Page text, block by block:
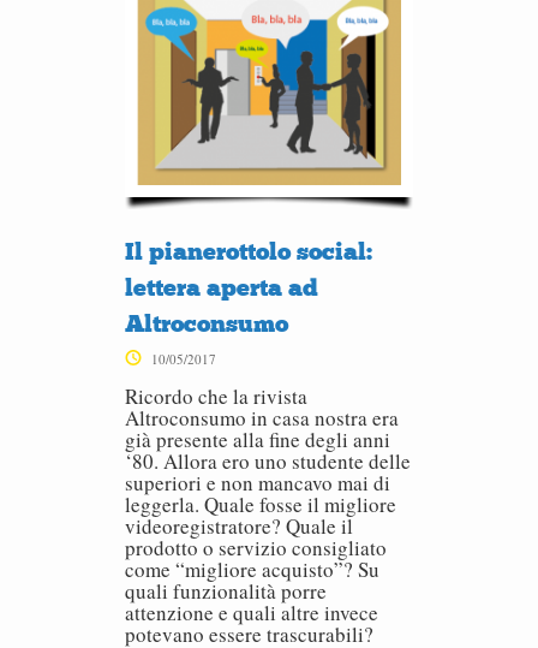
Il pianerottolo social:
lettera aperta ad
Altroconsumo
10/05/2017
Ricordo che la rivista
Altroconsumo in casa nostra era
già presente alla fine degli anni
‘80. Allora ero uno studente delle
superiori e non mancavo mai di
leggerla. Quale fosse il migliore
videoregistratore? Quale il
prodotto o servizio consigliato
come “migliore acquisto”? Su
quali funzionalità porre
attenzione e quali altre invece
potevano essere trascurabili?